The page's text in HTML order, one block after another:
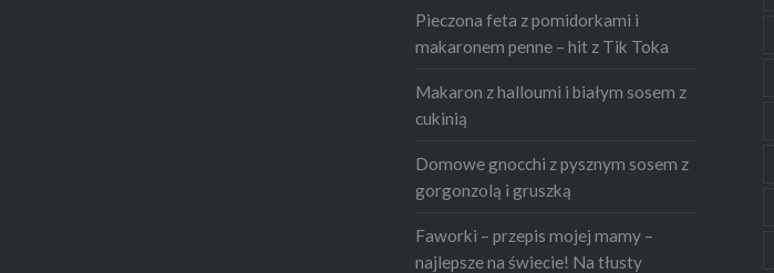
Pieczona feta z pomidorkami i
makaronem penne – hit z Tik Toka
Makaron z halloumi i białym sosem z
cukinią
Domowe gnocchi z pysznym sosem z
gorgonzolą i gruszką
Faworki – przepis mojej mamy –
najlepsze na świecie! Na tłusty